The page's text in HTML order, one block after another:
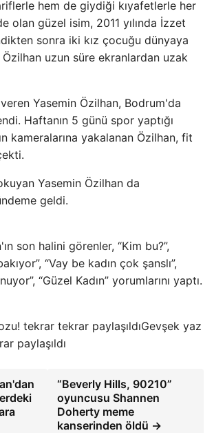
hem de giydiği kıyafetlerle her
olan güzel isim, 2011 yılında İzzet
sonra iki kız çocuğu dünyaya
uzun süre ekranlardan uzak
Yasemin Özilhan, Bodrum'da
Haftanın 5 günü spor yaptığı
kameralarına yakalanan Özilhan, fit
Yasemin Özilhan da
geldi.
son halini görenler, “Kim bu?”,
“Vay be kadın çok şanslı”,
“Güzel Kadın” yorumlarını yaptı.
Gevşek yaz
paylaşıldı
“Beverly Hills, 90210”
oyuncusu Shannen
Doherty meme
kanserinden öldü →